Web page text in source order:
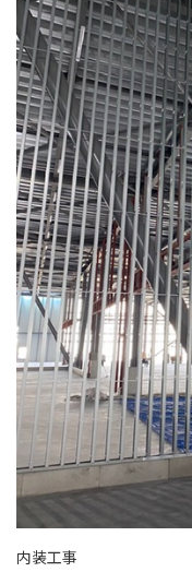
内装工事